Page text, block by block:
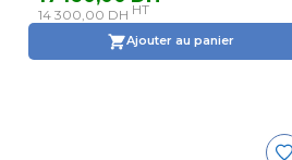
14 300,00 DH HT
Ajouter au panier